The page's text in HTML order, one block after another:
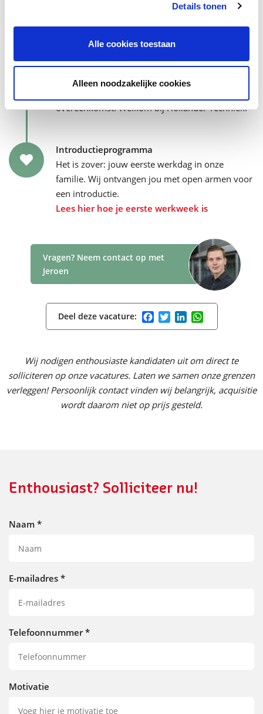
Details tonen
Alle cookies toestaan
Alleen noodzakelijke cookies
handtekening zet? Geen probleem, jouw
Tekenen maar!
We bespreken de arbeidsvoorwaarden en dan…
overeenkomst. Welkom bij Hollander Techniek!
Introductieprogramma
Het is zover: jouw eerste werkdag in onze
familie. Wij ontvangen jou met open armen voor
een introductie.
Lees hier hoe je eerste werkweek is
Vragen? Neem contact op met
Jeroen
Deel deze vacature: Facebook
TwitterLinkedIn
Wij nodigen enthousiaste kandidaten uit om direct te
solliciteren op onze vacatures. Laten we samen onze grenzen
verleggen! Persoonlijk contact vinden wij belangrijk, acquisitie
wordt daarom niet op prijs gesteld.
Enthousiast? Solliciteer nu!
Naam *
E-mailadres *
Telefoonnummer*
Motivatie